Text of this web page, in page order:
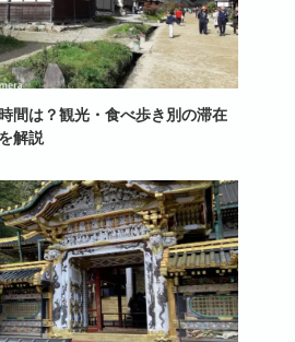
間は？観光・食べ歩き別の滞在
解説